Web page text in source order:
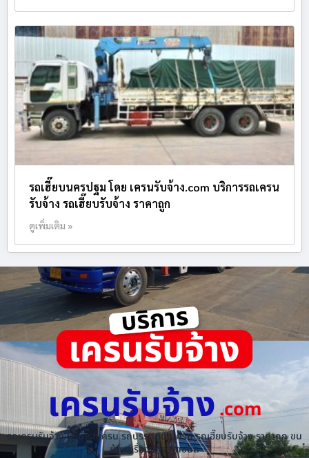
รถเฮี๊ยบนครปฐม โดย เครนรับจ้าง.com บริการรถเครน
รับจ้าง รถเฮี๊ยบรับจ้าง ราคาถูก
ดูเพิ่มเติม »
เครนรับจ้าง.com
รถเครนรับจ้าง ให้เช่ารถเครน รถบรรทุกติดเครน รถเฮี๊ยบรับจ้าง ราคาถูก ขน
ย้ายเครื่องจักร ทุกชนิด